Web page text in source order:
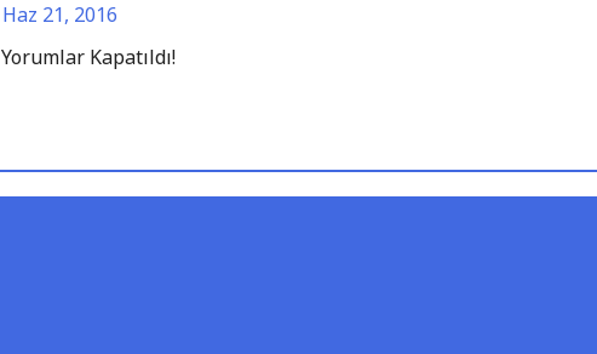
Haz 21, 2016
Yorumlar Kapatıldı!